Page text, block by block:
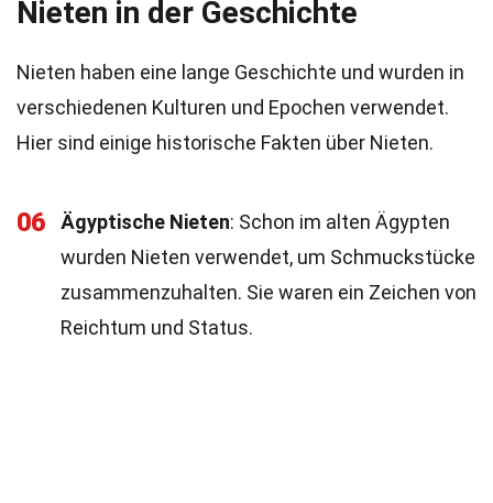
Nieten in der Geschichte
Nieten haben eine lange Geschichte und wurden in
verschiedenen Kulturen und Epochen verwendet.
Hier sind einige historische Fakten über Nieten.
06 Ägyptische Nieten: Schon im alten Ägypten
wurden Nieten verwendet, um Schmuckstücke
zusammenzuhalten. Sie waren ein Zeichen von
Reichtum und Status.